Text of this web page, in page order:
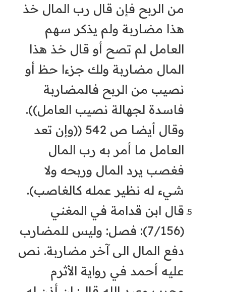
من الربح فإن قال رب المال خذ
هذا مضاربة ولم يذكر سهم
العامل لم تصح أو قال خذ هذا
المال مضاربة ولك جزءا حظ أو
نصيب من الربح فالمضاربة
فاسدة لجهالة نصيب العامل)).
وقال أيضا ص 542 ((وإن تعد
العامل ما أمر به رب المال
فغصب يرد المال وربحه ولا
شيء له نظير عمله كالغاصب).
قال ابن قدامة في المغني
(7/156): فصل: وليس للمضارب
دفع المال الى آخر مضاربة. نص
عليه أحمد في رواية الأثرم